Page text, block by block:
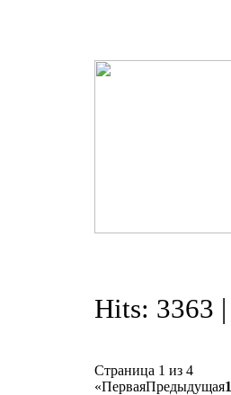
Hits: 3363 |
Страница 1 из 4
«ПерваяПредыдущая1